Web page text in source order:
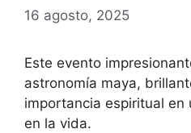
16 agosto, 2025
Este evento
astronomía maya,
importancia espiritual en
en la vida.